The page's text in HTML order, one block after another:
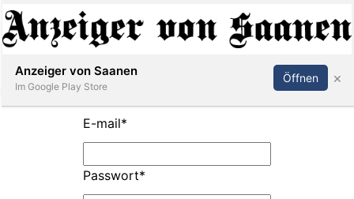
Abonnieren Anmelden
E-mail*
Passwort*
Anzeiger von Saanen
Im Google Play Store
Öffnen ×